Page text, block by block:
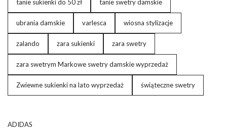
tanie sukienki do 50 zł tanie swetry damskie
ubrania damskie varlesca wiosna stylizacje
zalando zara sukienki zara swetry
zara swetrym Markowe swetry damskie wyprzedaż
Zwiewne sukienki na lato wyprzedaż świąteczne swetry
ADIDAS